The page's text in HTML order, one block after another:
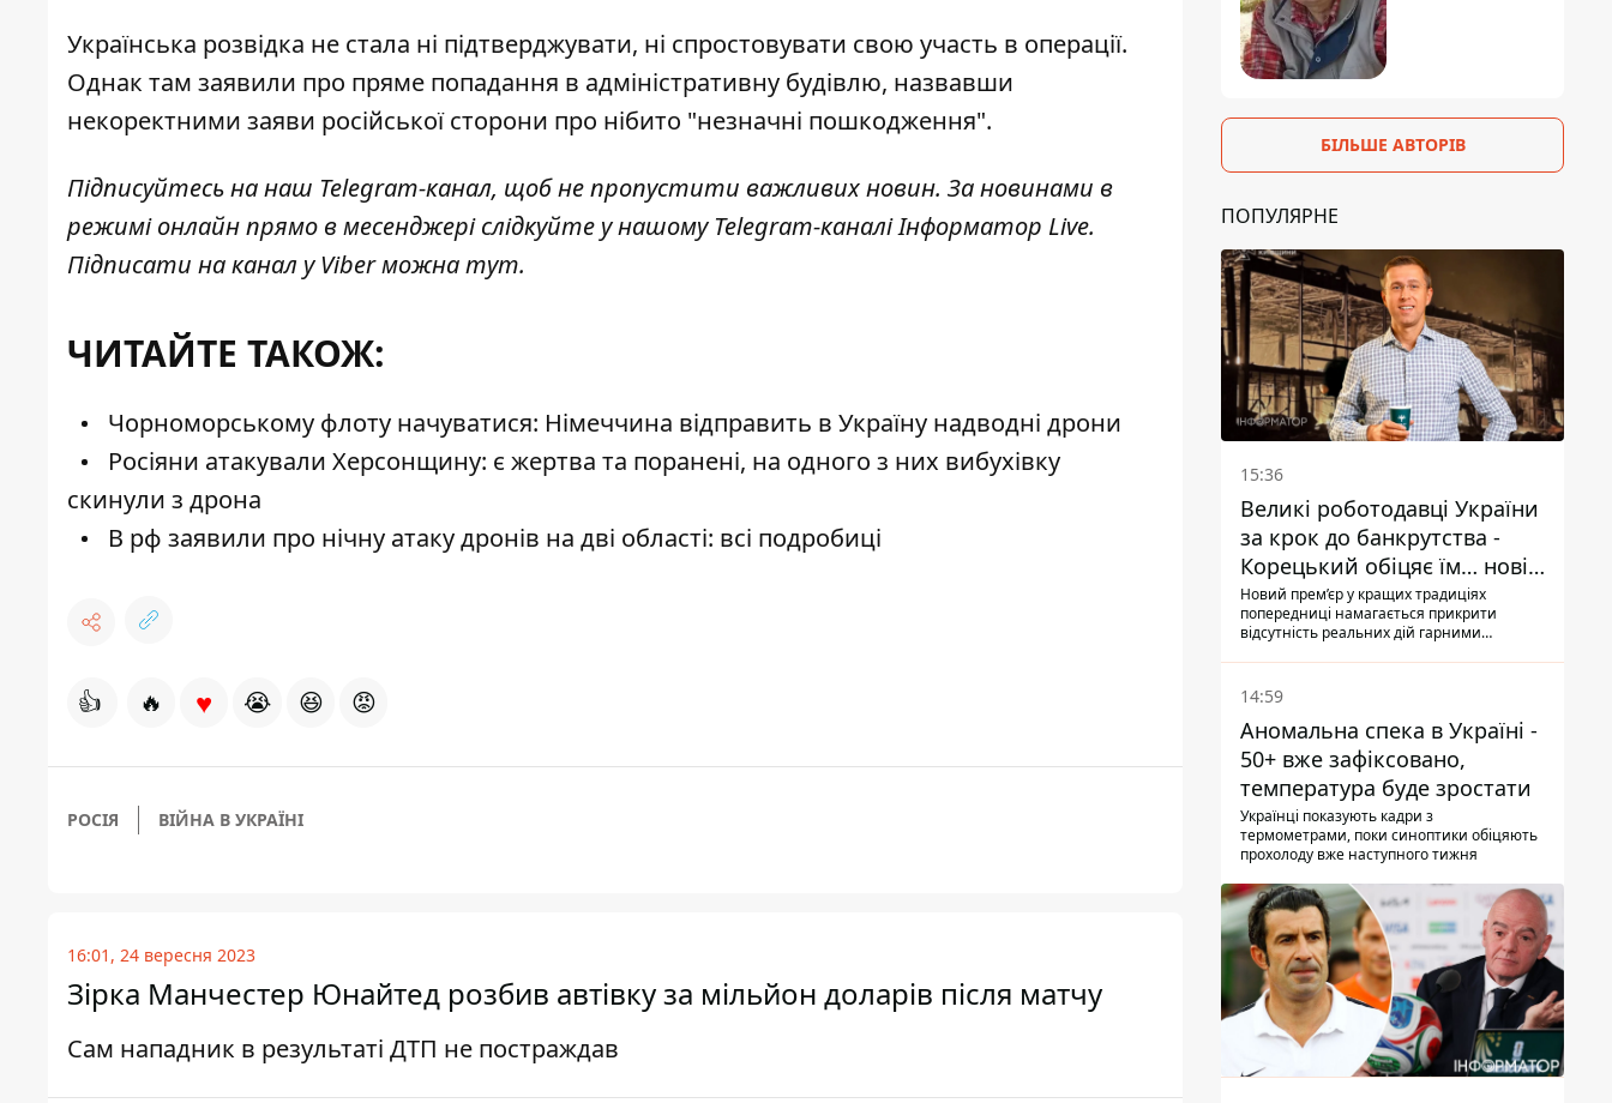
Українська розвідка не стала ні підтверджувати, ні спростовувати свою участь в операції.
Однак там заявили про пряме попадання в адміністративну будівлю, назвавши
некоректними заяви російської сторони про нібито "незначні пошкодження".
Підписуйтесь на наш Telegram-канал, щоб не пропустити важливих новин. За новинами в
режимі онлайн прямо в месенджері слідкуйте у нашому Telegram-каналіІнформатор Live.
Підписати на канал у Viber можнатут.
ЧИТАЙТЕ ТАКОЖ:
Чорноморському флоту начуватися: Німеччина відправить в Україну надводні дрони
Росіяни атакували Херсонщину: є жертва та поранені, на одного з них вибухівку
скинули з дрона
В рф заявили про нічну атаку дронів на дві області: всі подробиці
👍 🔥 ♥ 😭 😆 😡
РОСІЯ ВІЙНА В УКРАЇНІ
16:01, 24 вересня 2023
Зірка Манчестер Юнайтед розбив автівку за мільйон доларів після матчу
Сам нападник в результаті ДТП не постраждав
БІЛЬШЕ АВТОРІВ
ПОПУЛЯРНЕ
15:36
Великі роботодавці України
за крок до банкрутства -
Корецький обіцяє їм… нові
склади
Новий прем’єр у кращих традиціях
попередниці намагається прикрити
відсутність реальних дій гарними
14:59
Аномальна спека в Україні -
50+ вже зафіксовано,
температура буде зростати
Українці показують кадри з
термометрами, поки синоптики обіцяють
прохолоду вже наступного тижня